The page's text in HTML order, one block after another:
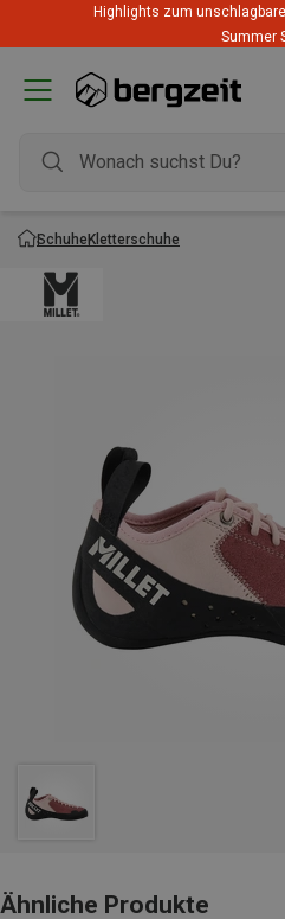
Highlights zum
Summer
SchuheKletterschuhe
Ähnliche Produkte